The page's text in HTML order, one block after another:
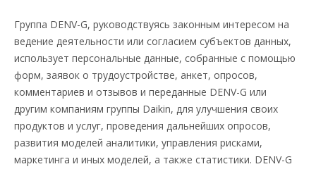
Группа DENV-G, руководствуясь законным интересом на
ведение деятельности или согласием субъектов данных,
использует персональные данные, собранные с помощью
форм, заявок о трудоустройстве, анкет, опросов,
комментариев и отзывов и переданные DENV-G или
другим компаниям группы Daikin, для улучшения своих
продуктов и услуг, проведения дальнейших опросов,
развития моделей аналитики, управления рисками,
маркетинга и иных моделей, а также статистики. DENV-G